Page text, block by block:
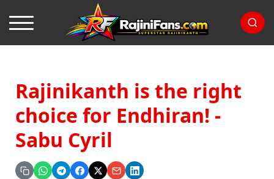
Rajinikanth is the right
choice for Endhiran! -
Sabu Cyril